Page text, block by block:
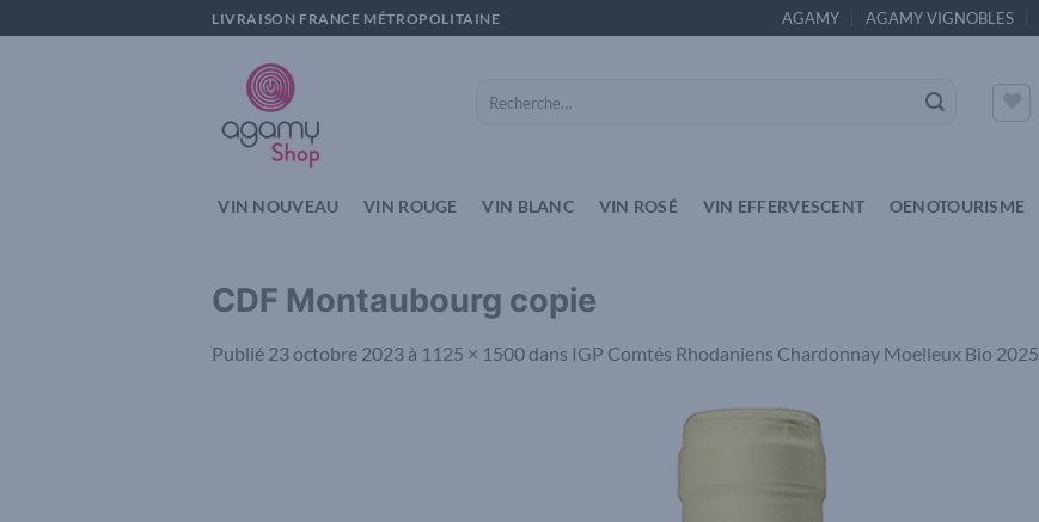
au
LIVRAISON FRANCE MÉTROPOLITAINE AGAMY AGAMY VIGNOBLES
pour :
VIN NOUVEAU VIN ROUGE VIN BLANC VIN ROSÉ VIN EFFERVESCENT OENOTOURISME
CDF Montaubourg copie
Publié 23 octobre 2023 à 1125 × 1500 dans IGP Comtés Rhodaniens Chardonnay Moelleux Bio 2025